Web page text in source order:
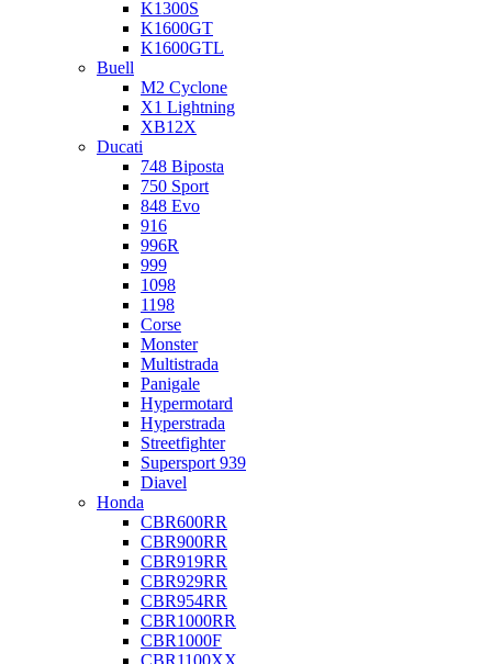
K1300S
K1600GT
K1600GTL
Buell
M2 Cyclone
X1 Lightning
XB12X
Ducati
748 Biposta
750 Sport
848 Evo
916
996R
999
1098
1198
Corse
Monster
Multistrada
Panigale
Hypermotard
Hyperstrada
Streetfighter
Supersport 939
Diavel
Honda
CBR600RR
CBR900RR
CBR919RR
CBR929RR
CBR954RR
CBR1000RR
CBR1000F
CBR1100XX